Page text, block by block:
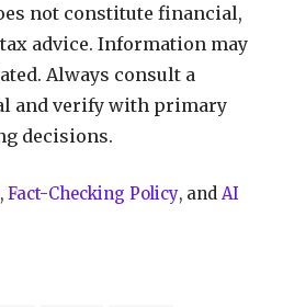
not constitute financial,
advice. Information may
Always consult a
and verify with primary
decisions.
, Fact-Checking Policy, and AI